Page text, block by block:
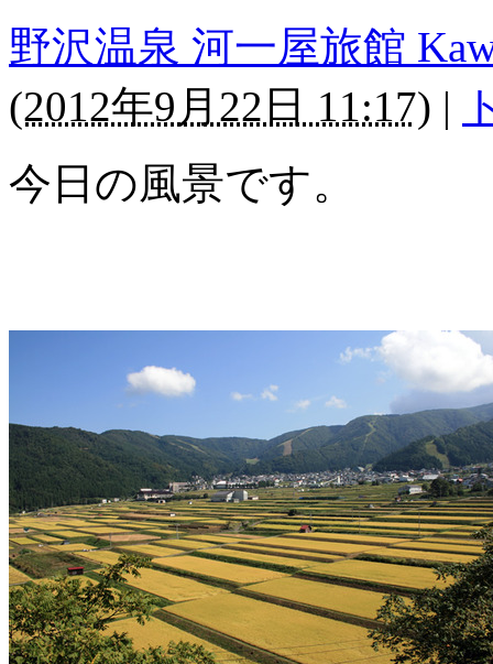
野沢温泉 河一屋旅館
(2012年9月22日 11:17) |
今日の風景です。